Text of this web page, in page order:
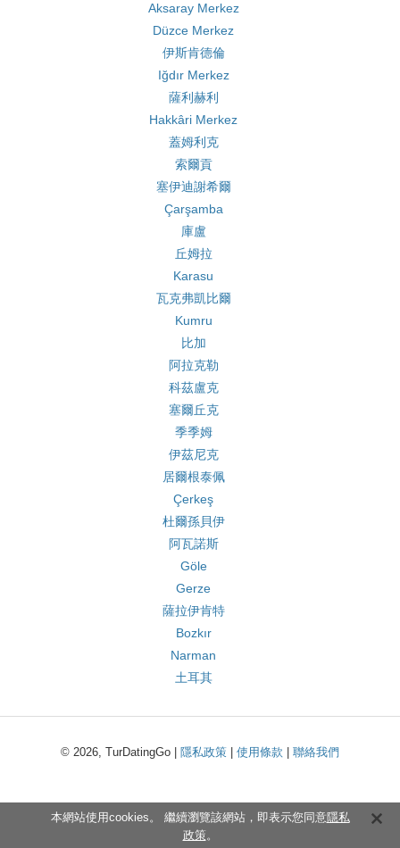
Aksaray Merkez
Düzce Merkez
伊斯肯德倫
Iğdır Merkez
薩利赫利
Hakkâri Merkez
蓋姆利克
索爾貢
塞伊迪謝希爾
Çarşamba
庫盧
丘姆拉
Karasu
瓦克弗凱比爾
Kumru
比加
阿拉克勒
科茲盧克
塞爾丘克
季季姆
伊茲尼克
居爾根泰佩
Çerkeş
杜爾孫貝伊
阿瓦諾斯
Göle
Gerze
薩拉伊肯特
Bozkır
Narman
土耳其
© 2026, TurDatingGo | 隱私政策 使用條款 聯絡我們
本網站使用cookies。 繼續瀏覽該網站，即表示您同意隱私
政策。